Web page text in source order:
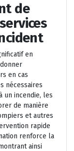
de
en
en cas
nécessaires
un incendie, les
de manière
et autres
rapide
renforce la
ainsi